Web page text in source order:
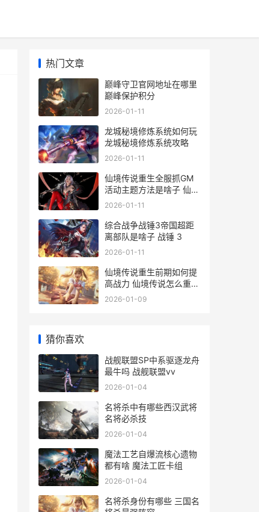
热门文章
巅峰守卫官网地址在哪里
巅峰保护积分
2026-01-11
龙城秘境修炼系统如何玩
龙城秘境修炼系统攻略
2026-01-11
仙境传说重生全服抓GM
活动主题方法是啥子 仙境
传说玩法
2026-01-11
综合战争战锤3帝国超距
离部队是啥子 战锤 3
2026-01-11
仙境传说重生前期如何提
高战力 仙境传说怎么重置
加点
2026-01-09
猜你喜欢
战舰联盟SP中系驱逐龙舟
最牛吗 战舰联盟vv
2026-01-04
名将杀中有哪些西汉武将
名将必杀技
2026-01-04
魔法工艺自爆流核心遗物
都有啥 魔法工匠卡组
2026-01-04
名将杀身份有哪些 三国名